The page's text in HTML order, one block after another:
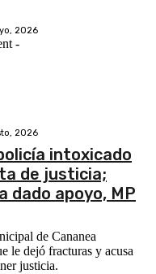
2026
-
2026
intoxicado
de justicia;
dado apoyo, MP
de Cananea
le dejó fracturas y acusa
justicia.